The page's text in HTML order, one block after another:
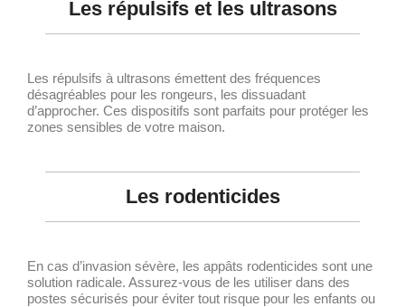
Les répulsifs et les ultrasons
Les répulsifs à ultrasons émettent des fréquences
désagréables pour les rongeurs, les dissuadant
d’approcher. Ces dispositifs sont parfaits pour protéger les
zones sensibles de votre maison.
Les rodenticides
En cas d’invasion sévère, les appâts rodenticides sont une
solution radicale. Assurez-vous de les utiliser dans des
postes sécurisés pour éviter tout risque pour les enfants ou